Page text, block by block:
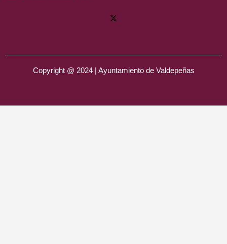
Copyright @ 2024 | Ayuntamiento de Valdepeñas